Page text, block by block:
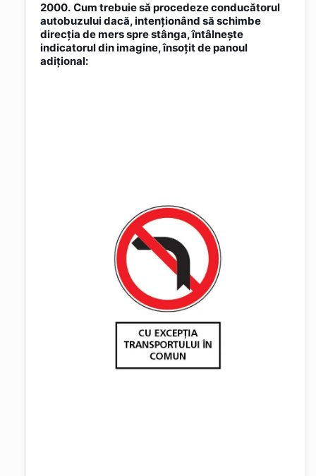
2000. Cum trebuie să procedeze conducătorul
autobuzului dacă, intenţionând să schimbe
direcţia de mers spre stânga, întâlneşte
indicatorul din imagine, însoţit de panoul
adiţional: